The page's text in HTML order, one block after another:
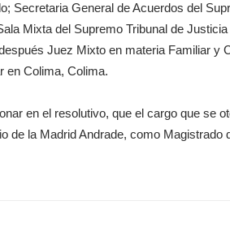
Secretaria General de Acuerdos del
Mixta del Supremo Tribunal de Justicia
Juez Mixto en materia Familiar y
en Colima, Colima.
en el resolutivo, que el cargo que se
de la Madrid Andrade, como Magistrado